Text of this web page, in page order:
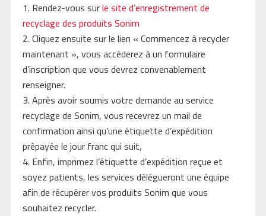
Rendez-vous surle site d’enregistrement de
recyclage des produits Sonim
Cliquez ensuite sur le lien « Commencez à recycler
maintenant », vous accéderez à un formulaire
d’inscription que vous devrez convenablement
renseigner.
Après avoir soumis votre demande au service
recyclage de Sonim, vous recevrez un mail de
confirmation ainsi qu’une étiquette d’expédition
prépayée le jour franc qui suit,
Enfin, imprimez l’étiquette d’expédition reçue et
soyez patients, les services délégueront une équipe
afin de récupérer vos produits Sonim que vous
souhaitez recycler.